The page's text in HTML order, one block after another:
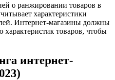
о ранжировании товаров в
характеристики
Интернет-магазины должны
товаров, чтобы
интернет-